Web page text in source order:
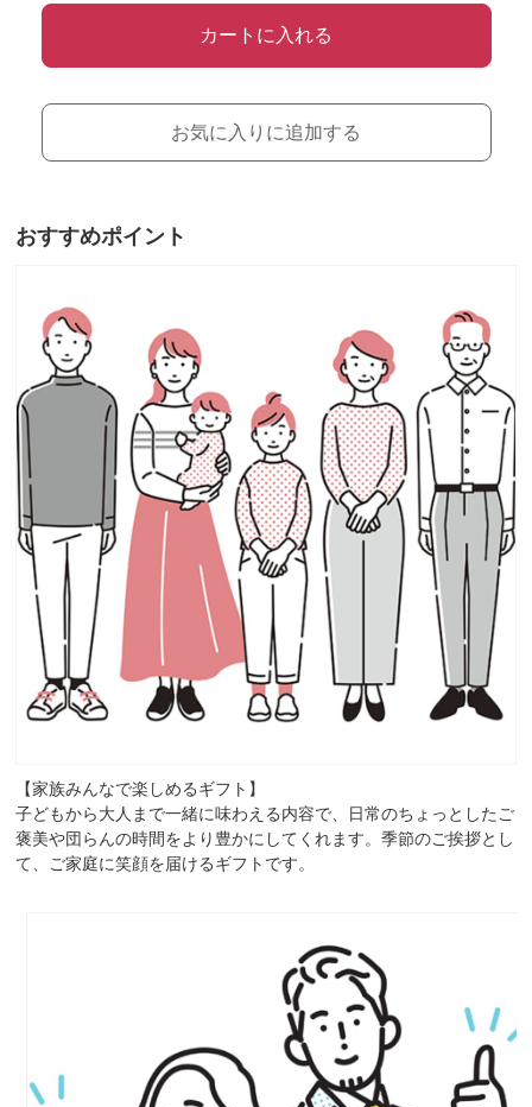
カートに入れる
お気に入りに追加する
おすすめポイント
【家族みんなで楽しめるギフト】
子どもから大人まで一緒に味わえる内容で、日常のちょっとしたご
褒美や団らんの時間をより豊かにしてくれます。季節のご挨拶とし
て、ご家庭に笑顔を届けるギフトです。